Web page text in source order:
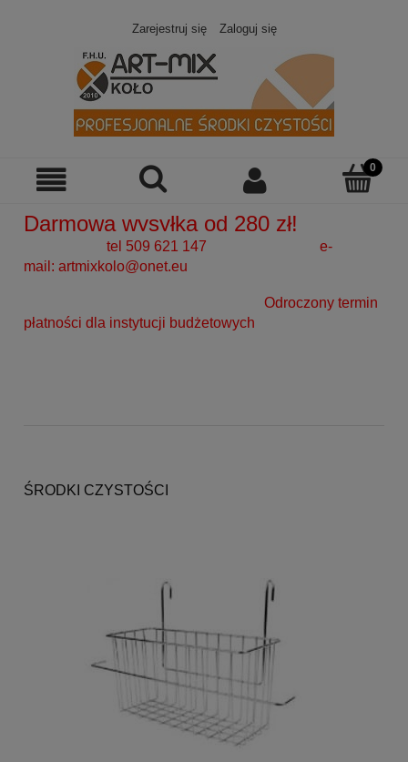
Zarejestruj się Zaloguj się
Darmowa wysyłka od 280 zł!
tel 509 621 147 e-
mail: artmixkolo@onet.eu
Odroczony termin
płatności dla instytucji budżetowych
ŚRODKI CZYSTOŚCI